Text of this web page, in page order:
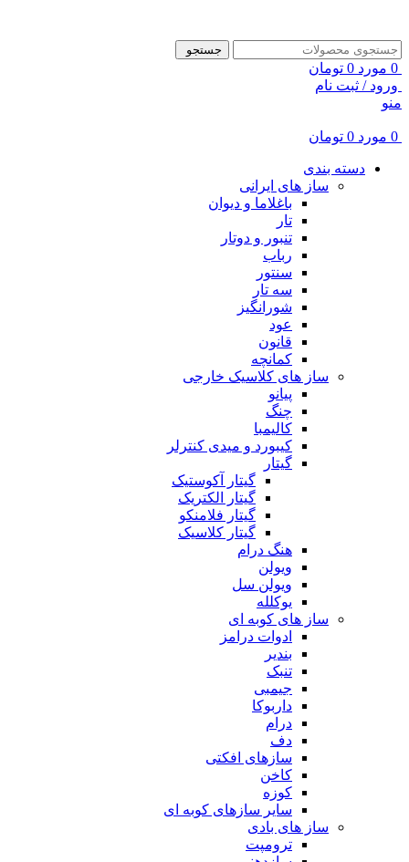
جستجو
0 مورد 0 تومان
ورود / ثبت نام
منو
0 مورد 0 تومان
دسته بندی
ساز های ایرانی
باغلاما و دیوان
تار
تنبور و دوتار
رباب
سنتور
سه تار
شورانگیز
عود
قانون
کمانچه
ساز های کلاسیک خارجی
پیانو
چنگ
کالیمبا
کیبورد و میدی کنترلر
گیتار
گیتار آکوستیک
گیتار الکتریک
گیتار فلامنکو
گیتار کلاسیک
هنگ درام
ویولن
ویولن سل
یوکلله
ساز های کوبه ای
ادوات درامز
بندیر
تنبک
جیمبی
داربوکا
درام
دف
سازهای افکتی
کاخن
کوزه
سایر سازهای کوبه ای
ساز های بادی
ترومپت